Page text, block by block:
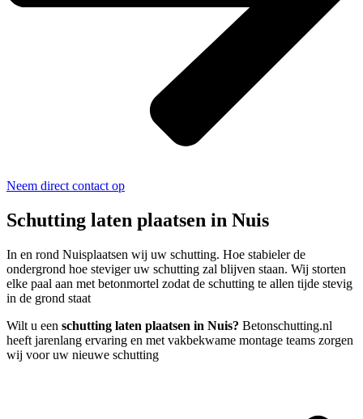
Neem direct contact op
Schutting laten plaatsen in Nuis
In en rond Nuisplaatsen wij uw schutting. Hoe stabieler de
ondergrond hoe steviger uw schutting zal blijven staan. Wij storten
elke paal aan met betonmortel zodat de schutting te allen tijde stevig
in de grond staat
Wilt u een schutting laten plaatsen in Nuis? Betonschutting.nl
heeft jarenlang ervaring en met vakbekwame montage teams zorgen
wij voor uw nieuwe schutting